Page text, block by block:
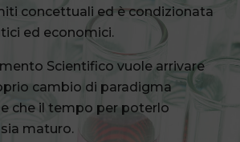
concettuali ed è condizionata
ed economici.
Scientifico vuole arrivare
cambio di paradigma
che il tempo per poterlo
maturo.